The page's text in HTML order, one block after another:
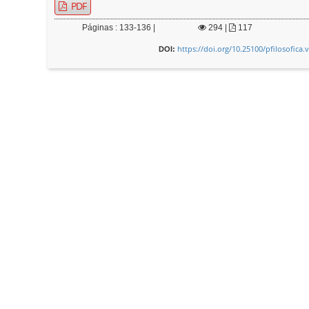
PDF
Páginas : 133-136 | 294 | 117
DOI: https://doi.org/10.25100/